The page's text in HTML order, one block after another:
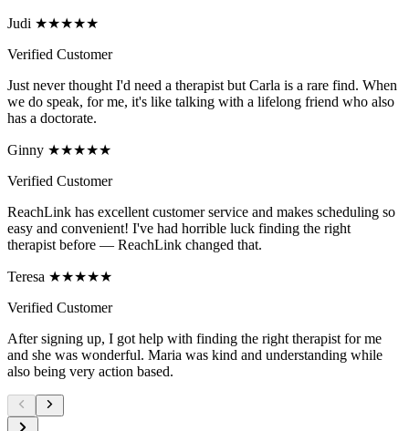
Judi ★★★★★
Verified Customer
Just never thought I'd need a therapist but Carla is a rare find. When
we do speak, for me, it's like talking with a lifelong friend who also
has a doctorate.
Ginny ★★★★★
Verified Customer
ReachLink has excellent customer service and makes scheduling so
easy and convenient! I've had horrible luck finding the right
therapist before — ReachLink changed that.
Teresa ★★★★★
Verified Customer
After signing up, I got help with finding the right therapist for me
and she was wonderful. Maria was kind and understanding while
also being very action based.